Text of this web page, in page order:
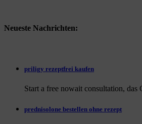
Neueste Nachrichten:
priligy rezeptfrei kaufen
Start a free nowait consultation, das
prednisolone bestellen ohne rezept